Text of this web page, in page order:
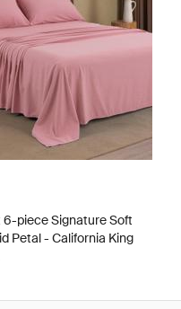
piece Signature Soft
Petal - California King